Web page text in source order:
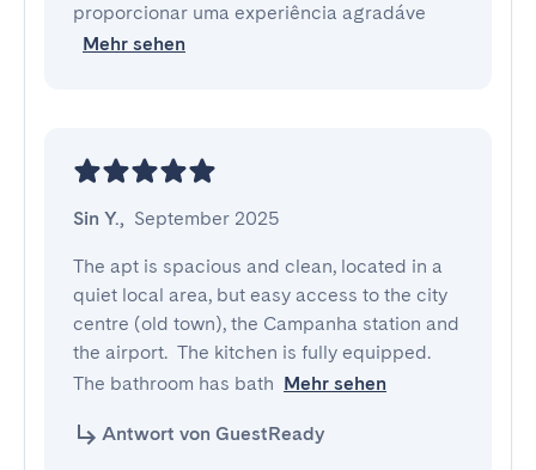
proporcionar uma experiência agradáve
Mehr sehen
Sin Y., September 2025
The apt is spacious and clean, located in a
quiet local area, but easy access to the city
centre (old town), the Campanha station and
the airport.  The kitchen is fully equipped.
The bathroom has bath Mehr sehen
Antwort von GuestReady